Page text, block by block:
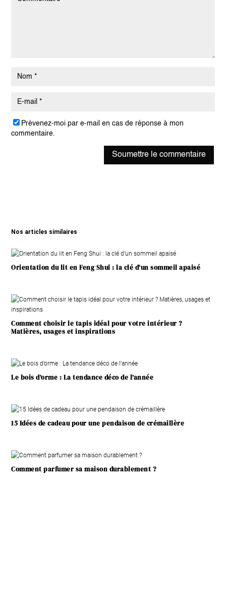
Prévenez-moi par e-mail en cas de réponse à mon
commentaire.
Soumettre le commentaire
Nos articles similaires
Orientation du lit en Feng Shui : la clé d’un sommeil apaisé
Comment choisir le tapis idéal pour votre intérieur ?
Matières, usages et inspirations
Le bois d’orme : La tendance déco de l’année
15 Idées de cadeau pour une pendaison de crémaillère
Comment parfumer sa maison durablement ?